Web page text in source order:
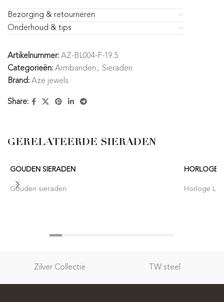
Bezorging & retourneren
Onderhoud & tips
Artikelnummer: AZ-BL004-F-19.5
Categorieën: Armbanden , Sieraden
Brand: Aze jewels
Share:
GERELATEERDE SIERADEN
GOUDEN SIERADEN
Gouden sieraden
HORLOGE
Horloge
Zilver Collectie TW steel